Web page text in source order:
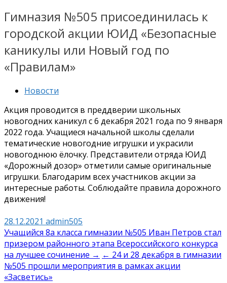
Гимназия №505 присоединилась к
городской акции ЮИД «Безопасные
каникулы или Новый год по
«Правилам»
Новости
Акция проводится в преддверии школьных
новогодних каникул с 6 декабря 2021 года по 9 января
2022 года. Учащиеся начальной школы сделали
тематические новогодние игрушки и украсили
новогоднюю ёлочку. Представители отряда ЮИД
«Дорожный дозор» отметили самые оригинальные
игрушки. Благодарим всех участников акции за
интересные работы. Соблюдайте правила дорожного
движения!
28.12.2021 admin505
Навигация
по
записям
Учащийся 8а класса гимназии №505 Иван Петров стал
призером районного этапа Всероссийского конкурса
на лучшее сочинение → ← 24 и 28 декабря в гимназии
№505 прошли мероприятия в рамках акции
«Засветись»